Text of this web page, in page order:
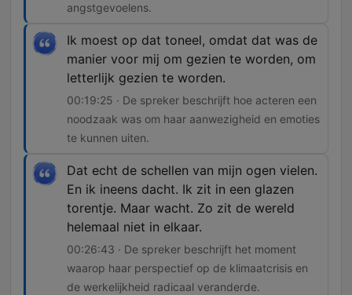
angstgevoelens.
Ik moest op dat toneel, omdat dat was de
manier voor mij om gezien te worden, om
letterlijk gezien te worden.
00:19:25 · De spreker beschrijft hoe acteren een
noodzaak was om haar aanwezigheid en emoties
te kunnen uiten.
Dat echt de schellen van mijn ogen vielen.
En ik ineens dacht. Ik zit in een glazen
torentje. Maar wacht. Zo zit de wereld
helemaal niet in elkaar.
00:26:43 · De spreker beschrijft het moment
waarop haar perspectief op de klimaatcrisis en
de werkelijkheid radicaal veranderde.